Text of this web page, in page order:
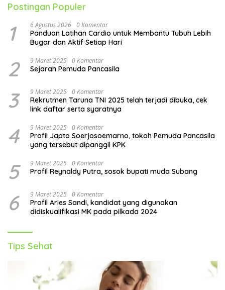
Postingan Populer
1 6 Agustus 2026 0 Komentar
Panduan Latihan Cardio untuk Membantu Tubuh Lebih
Bugar dan Aktif Setiap Hari
2 9 Maret 2025 0 Komentar
Sejarah Pemuda Pancasila
3 9 Maret 2025 0 Komentar
Rekrutmen Taruna TNI 2025 telah terjadi dibuka, cek
link daftar serta syaratnya
4 9 Maret 2025 0 Komentar
Profil Japto Soerjosoemarno, tokoh Pemuda Pancasila
yang tersebut dipanggil KPK
5 9 Maret 2025 0 Komentar
Profil Reynaldy Putra, sosok bupati muda Subang
6 9 Maret 2025 0 Komentar
Profil Aries Sandi, kandidat yang digunakan
didiskualifikasi MK pada pilkada 2024
Tips Sehat